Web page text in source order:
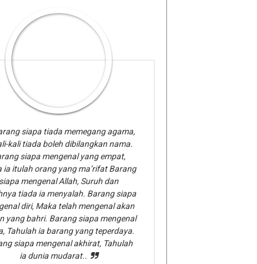
siapa tiada memegang agama,
kali tiada boleh dibilangkan nama.
siapa mengenal yang empat,
ia itulah orang yang ma’rifat Barang
siapa mengenal Allah, Suruh dan
tiada ia menyalah. Barang siapa
diri, Maka telah mengenal akan
yang bahri. Barang siapa mengenal
Tahulah ia barang yang teperdaya.
siapa mengenal akhirat, Tahulah
ia dunia mudarat..